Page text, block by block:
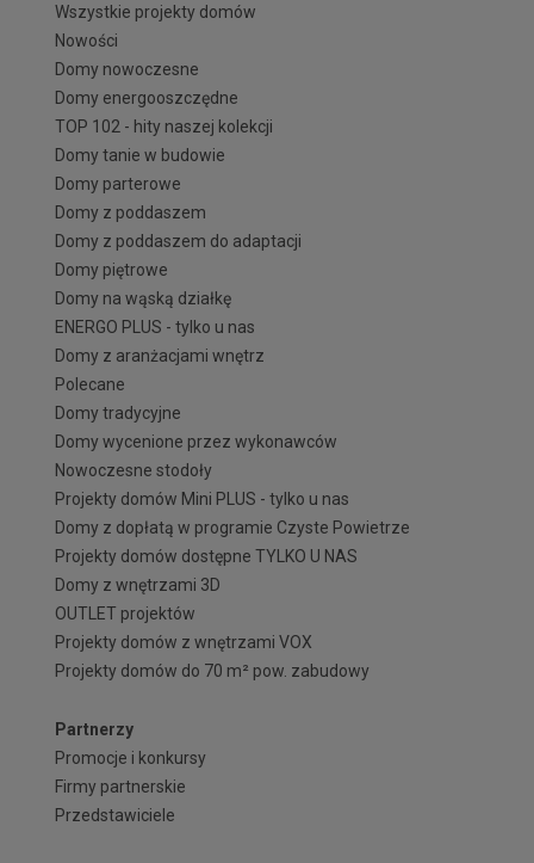
Wszystkie projekty domów
Nowości
Domy nowoczesne
Domy energooszczędne
TOP 102 - hity naszej kolekcji
Domy tanie w budowie
Domy parterowe
Domy z poddaszem
Domy z poddaszem do adaptacji
Domy piętrowe
Domy na wąską działkę
ENERGO PLUS - tylko u nas
Domy z aranżacjami wnętrz
Polecane
Domy tradycyjne
Domy wycenione przez wykonawców
Nowoczesne stodoły
Projekty domów Mini PLUS - tylko u nas
Domy z dopłatą w programie Czyste Powietrze
Projekty domów dostępne TYLKO U NAS
Domy z wnętrzami 3D
OUTLET projektów
Projekty domów z wnętrzami VOX
Projekty domów do 70 m² pow. zabudowy
Partnerzy
Promocje i konkursy
Firmy partnerskie
Przedstawiciele